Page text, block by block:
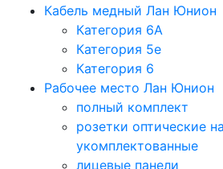
Кабель медный Лан Юнион
Категория 6A
Категория 5e
Категория 6
Рабочее место Лан Юнион
полный комплект
розетки оптические
укомплектованные
лицевые панели